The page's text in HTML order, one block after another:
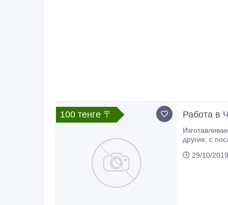
100 тенге 〒 Рабoта в
Изготавливаем чешские
другие, c последующим трудоустройством у нас, сроки три недели, гарантие выхода визы 100 процентов. Ищем партнеров,
29/10/2019